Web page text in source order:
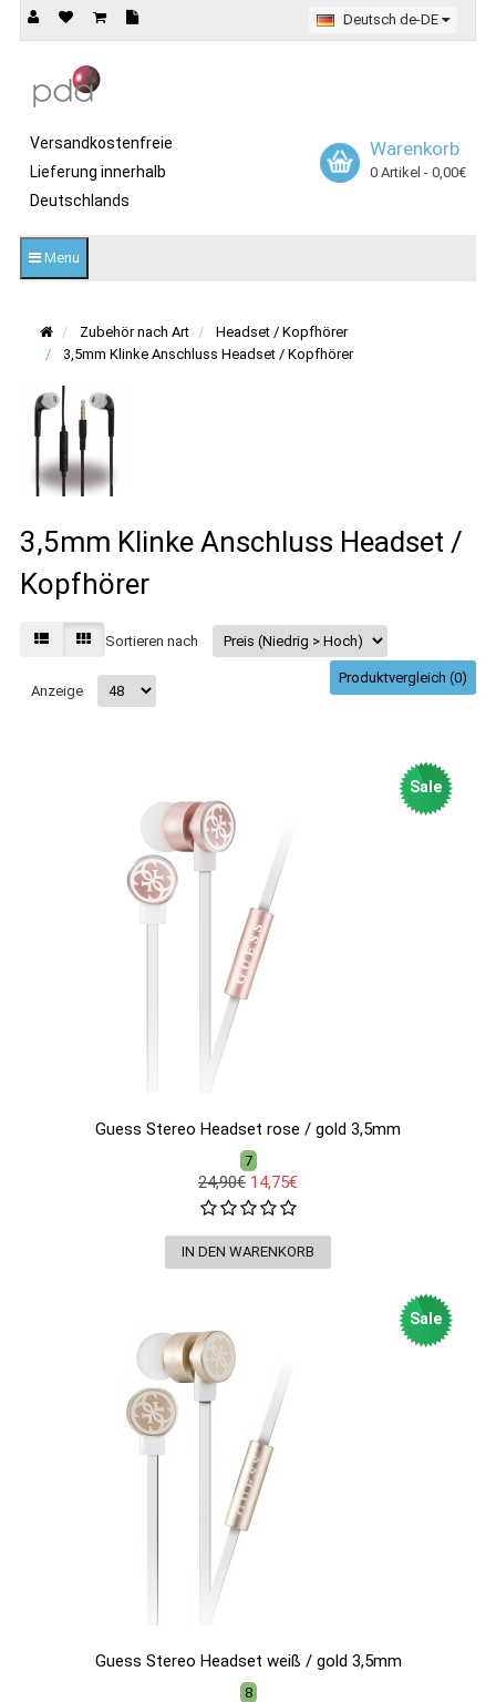
Deutsch de-DE
Versandkostenfreie
Lieferung innerhalb
Deutschlands
Warenkorb
0 Artikel - 0,00€
Menu
Zubehör nach Art
Headset / Kopfhörer
3,5mm Klinke Anschluss Headset / Kopfhörer
3,5mm Klinke Anschluss Headset /
Kopfhörer
Sortieren nach
Anzeige
Produktvergleich (0)
Sale
Guess Stereo Headset rose / gold 3,5mm
7
24,90€ 14,75€
Sale
Guess Stereo Headset weiß / gold 3,5mm
8